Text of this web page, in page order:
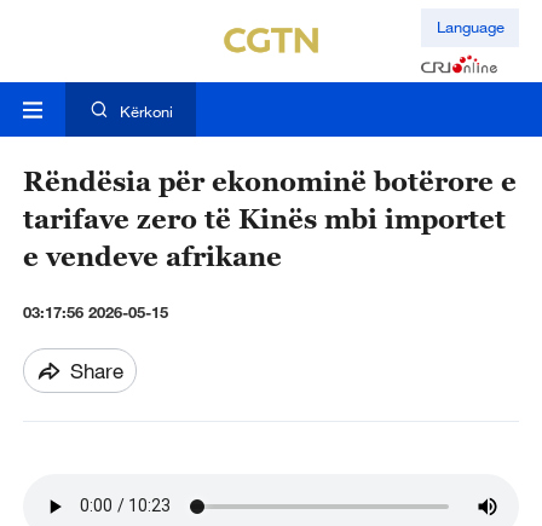
Language
Kërkoni
Rëndësia për ekonominë botërore e
tarifave zero të Kinës mbi importet
e vendeve afrikane
03:17:56 2026-05-15
Share